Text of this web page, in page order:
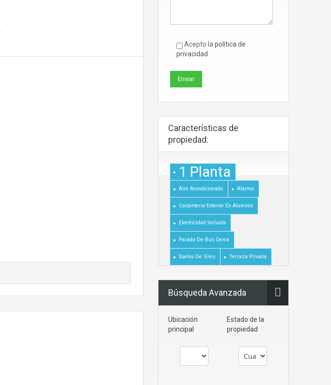
Acepto lapolítica de
privacidad
Características de
propiedad:
1 Planta
Aire Acondicionado Alarma
Carpinteria Exterior En Aluminio
Electricidad Incluida
Parada De Bus Cerca
Suelos De Gres Terraza Privada
Búsqueda Avanzada
Ubicación
principal
Estado de la
propiedad